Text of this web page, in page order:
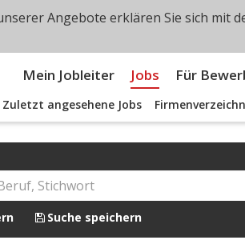
Mein Jobleiter Jobs Für
Zuletzt angesehene Jobs
Suche speichern
Angebote erklären Sie sich mit